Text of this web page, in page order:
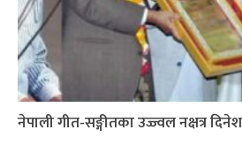
नेपाली गीत-सङ्गीतका उज्ज्वल नक्षत्र